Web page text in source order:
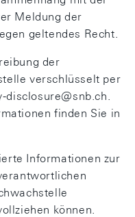
Meldung der
geltendes Recht.
der
verschlüsselt per
disclosure@snb.ch.
finden Sie in
Informationen zur
können.